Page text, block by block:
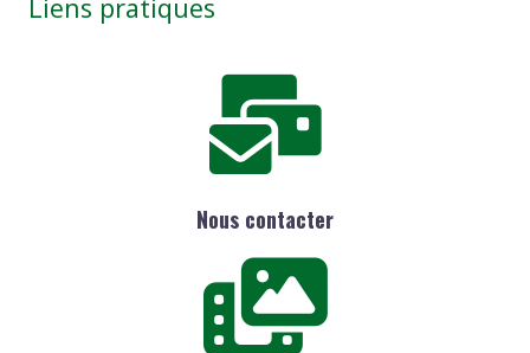
Liens pratiques
Nous contacter